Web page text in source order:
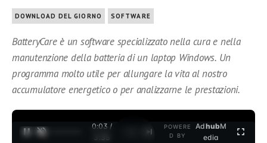
DOWNLOAD DEL GIORNO SOFTWARE
BatteryCare è un software specializzato nella cura e nella
manutenzione della batteria di un laptop Windows. Un
programma molto utile per allungare la vita al nostro
accumulatore energetico o per analizzarne le prestazioni.
0:03 /
3:35
POWERE
D BY
AdhubM
edia